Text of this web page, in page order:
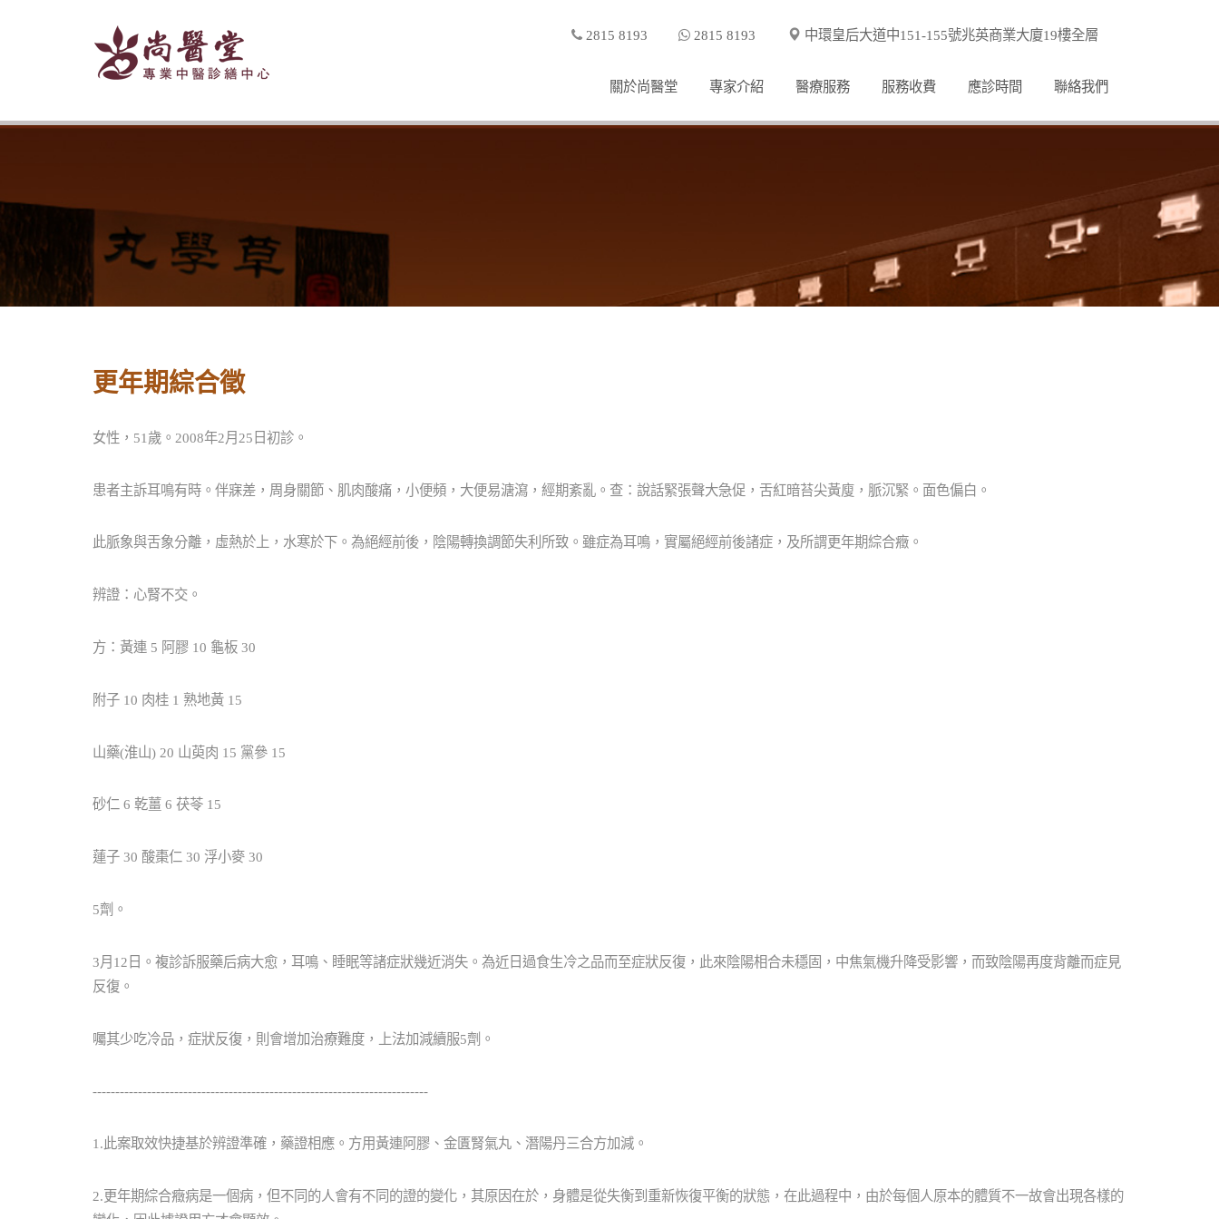
2815 8193 2815 8193 中環皇后大道中151-155號兆英商業大廈19樓全層
關於尚醫堂 專家介紹 醫療服務 服務收費 應診時間 聯絡我們
更年期綜合徵
女性，51歲。2008年2月25日初診。
患者主訴耳鳴有時。伴寐差，周身關節、肌肉酸痛，小便頻，大便易溏瀉，經期紊亂。查：說話緊張聲大急促，舌紅暗苔尖黃廋，脈沉緊。面色偏白。
此脈象與舌象分離，虛熱於上，水寒於下。為絕經前後，陰陽轉換調節失利所致。雖症為耳鳴，實屬絕經前後諸症，及所謂更年期綜合癥。
辨證：心腎不交。
方：黃連 5 阿膠 10 龜板 30
附子 10 肉桂 1 熟地黃 15
山藥(淮山) 20 山萸肉 15 黨參 15
砂仁 6 乾薑 6 茯苓 15
蓮子 30 酸棗仁 30 浮小麥 30
5劑。
3月12日。複診訴服藥后病大愈，耳鳴、睡眠等諸症狀幾近消失。為近日過食生冷之品而至症狀反復，此來陰陽相合未穩固，中焦氣機升降受影響，而致陰陽再度背離而症見
反復。
囑其少吃冷品，症狀反復，則會增加治療難度，上法加減續服5劑。
--------------------------------------------------------------------------
1.此案取效快捷基於辨證準確，藥證相應。方用黃連阿膠、金匱腎氣丸、潛陽丹三合方加減。
2.更年期綜合癥病是一個病，但不同的人會有不同的證的變化，其原因在於，身體是從失衡到重新恢復平衡的狀態，在此過程中，由於每個人原本的體質不一故會出現各樣的